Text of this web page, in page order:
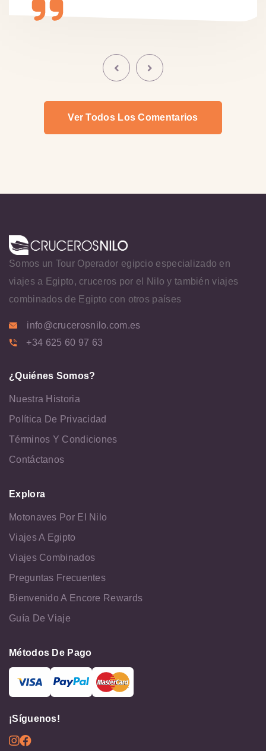
Ver Todos Los Comentarios
Somos un Tour Operador egipcio especializado en
viajes a Egipto, cruceros por el Nilo y también viajes
combinados de Egipto con otros países
info@crucerosnilo.com.es
+34 625 60 97 63
¿Quiénes Somos?
Nuestra Historia
Política De Privacidad
Términos Y Condiciones
Contáctanos
Explora
Motonaves Por El Nilo
Viajes A Egipto
Viajes Combinados
Preguntas Frecuentes
Bienvenido A Encore Rewards
Guía De Viaje
Métodos De Pago
¡Síguenos!